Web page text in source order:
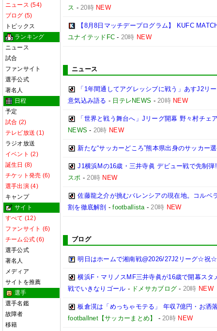
ニュース (54)
ブログ (5)
トピックス
ランキング
ニュース
試合
ファンサイト
選手公式
著名人
日程
予定
試合 (2)
テレビ放送 (1)
ラジオ放送
イベント (2)
誕生日 (8)
チケット発売 (6)
選手出演 (4)
キャンプ
サイト
すべて (12)
ファンサイト (6)
チーム公式 (6)
選手公式
著名人
メディア
サイトを推薦
選手
選手名鑑
故障者
移籍
ス -20時 NEW
【8月8日マッチデープログラム】 KUFC
ユナイテッドFC - 20時 NEW
ニュース
「1年間通してアグレッシブに戦う」あすJ2リ
意気込み語る - 日テレNEWS -20時 NEW
「世界と戦う舞台へ」Jリーグ開幕 野々村チェ
NEWS - 20時 NEW
新たな“サッカーどころ”熊本県出身のサッカー
J1横浜Mの16歳・三井寺眞 デビュー戦で先制
スポ -20時 NEW
佐藤龍之介が挑むバレンシアの現在地。コルベ
割を徹底解剖 -footballista-20時 NEW
ブログ
明日はホームで湘南戦@2026/27J2リーグ☆
横浜F・マリノスMF三井寺眞が16歳で開幕ス
戦でいきなりゴール - ドメサカブログ - 20時 NEW
板倉滉は「めっちゃモテる」 年収7億円・お洒
footballnet【サッカーまとめ】
-20時 NEW